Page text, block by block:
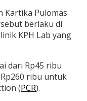
Kartika Pulomas
berlaku di
KPH Lab yang
dari Rp45 ribu
ribu untuk
(PCR).